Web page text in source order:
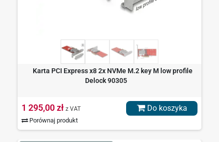
Karta PCI Express x8 2x NVMe M.2 key M low profile
Delock 90305
1 295,00 zł z VAT
Porównaj produkt
Do koszyka